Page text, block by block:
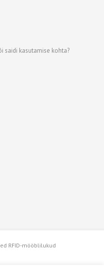
saidi kasutamise kohta?
RFID-mööblilukud